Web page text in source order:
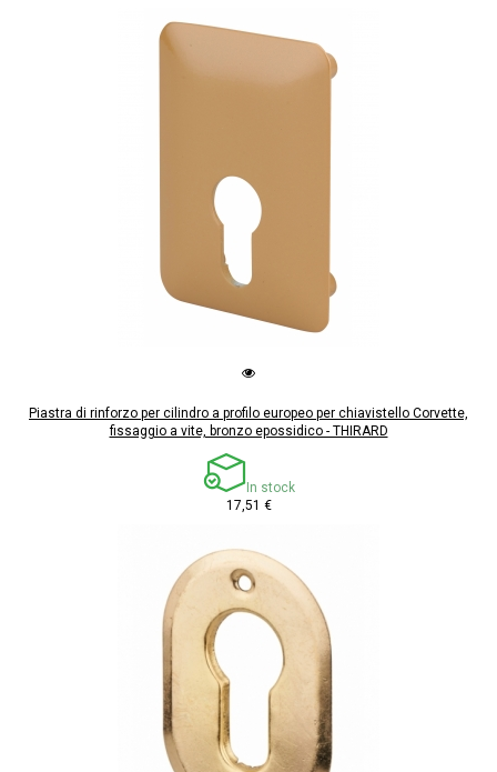
Piastra di rinforzo per cilindro a profilo europeo per chiavistello Corvette,
fissaggio a vite, bronzo epossidico - THIRARD
In stock
17,51 €